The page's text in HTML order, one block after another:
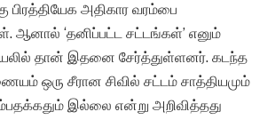
பிரத்தியேக அதிகார வரம்பை
ஆனால் ‘தனிப்பட்ட சட்டங்கள்’ எனும்
தான் இதனை சேர்த்துள்ளனர். கடந்த
ஒரு சீரான சிவில் சட்டம் சாத்தியமும்
இல்லை என்று அறிவித்தது